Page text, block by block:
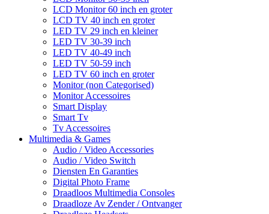
LCD Monitor 60 inch en groter
LCD TV 40 inch en groter
LED TV 29 inch en kleiner
LED TV 30-39 inch
LED TV 40-49 inch
LED TV 50-59 inch
LED TV 60 inch en groter
Monitor (non Categorised)
Monitor Accessoires
Smart Display
Smart Tv
Tv Accessoires
Multimedia & Games
Audio / Video Accessories
Audio / Video Switch
Diensten En Garanties
Digital Photo Frame
Draadloos Multimedia Consoles
Draadloze Av Zender / Ontvanger